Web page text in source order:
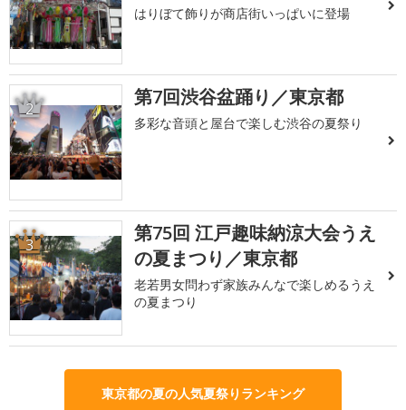
はりぼて飾りが商店街いっぱいに登場
2 第7回渋谷盆踊り／東京都
多彩な音頭と屋台で楽しむ渋谷の夏祭り
3
第75回 江戸趣味納涼大会うえ
の夏まつり／東京都
老若男女問わず家族みんなで楽しめるうえ
の夏まつり
東京都の夏の人気夏祭りランキング